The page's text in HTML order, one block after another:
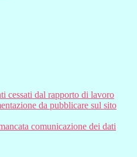
cessati dal rapporto di lavoro
da pubblicare sul sito
comunicazione dei dati